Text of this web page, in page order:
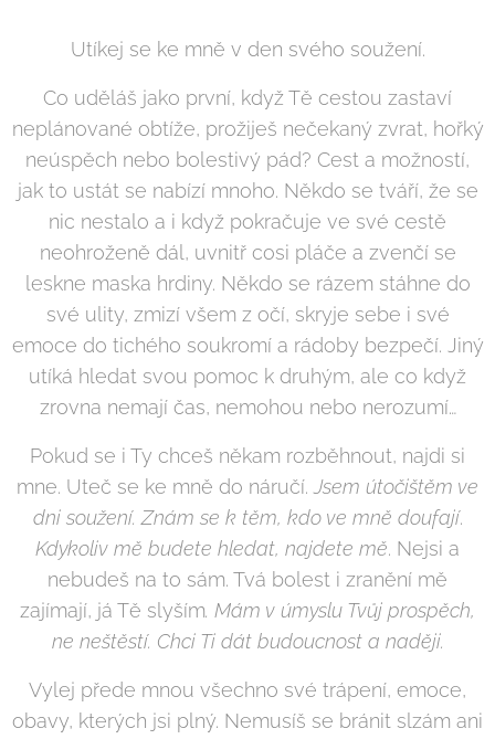
Utíkej se ke mně v den svého soužení.
Co uděláš jako první, když Tě cestou zastaví
neplánované obtíže, prožiješ nečekaný zvrat, hořký
neúspěch nebo bolestivý pád? Cest a možností,
jak to ustát se nabízí mnoho. Někdo se tváří, že se
nic nestalo a i když pokračuje ve své cestě
neohroženě dál, uvnitř cosi pláče a zvenčí se
leskne maska hrdiny. Někdo se rázem stáhne do
své ulity, zmizí všem z očí, skryje sebe i své
emoce do tichého soukromí a rádoby bezpečí. Jiný
utíká hledat svou pomoc k druhým, ale co když
zrovna nemají čas, nemohou nebo nerozumí…
Pokud se i Ty chceš někam rozběhnout, najdi si
mne. Uteč se ke mně do náručí. Jsem útočištěm ve
dni soužení. Znám se k těm, kdo ve mně doufají.
Kdykoliv mě budete hledat, najdete mě. Nejsi a
nebudeš na to sám. Tvá bolest i zranění mě
zajímají, já Tě slyším. Mám v úmyslu Tvůj prospěch,
ne neštěstí. Chci Ti dát budoucnost a naději.
Vylej přede mnou všechno své trápení, emoce,
obavy, kterých jsi plný. Nemusíš se bránit slzám ani